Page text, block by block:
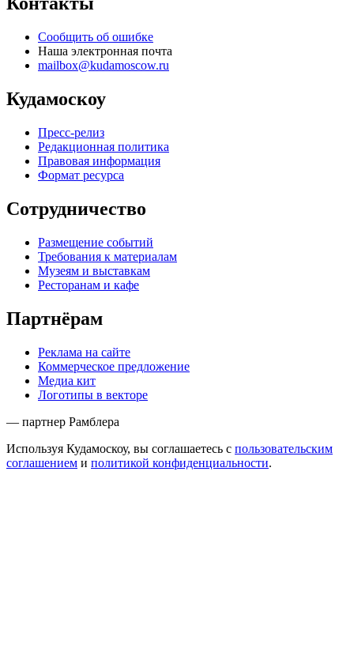
Сообщить об ошибке
Наша электронная почта
mailbox@kudamoscow.ru
Кудамоскоу
Пресс-релиз
Редакционная политика
Правовая информация
Формат ресурса
Сотрудничество
Размещение событий
Требования к материалам
Музеям и выставкам
Ресторанам и кафе
Партнёрам
Реклама на сайте
Коммерческое предложение
Медиа кит
Логотипы в векторе
— партнер Рамблера
Используя Кудамоскоу, вы соглашаетесь с пользовательским
соглашением и политикой конфиденциальности.